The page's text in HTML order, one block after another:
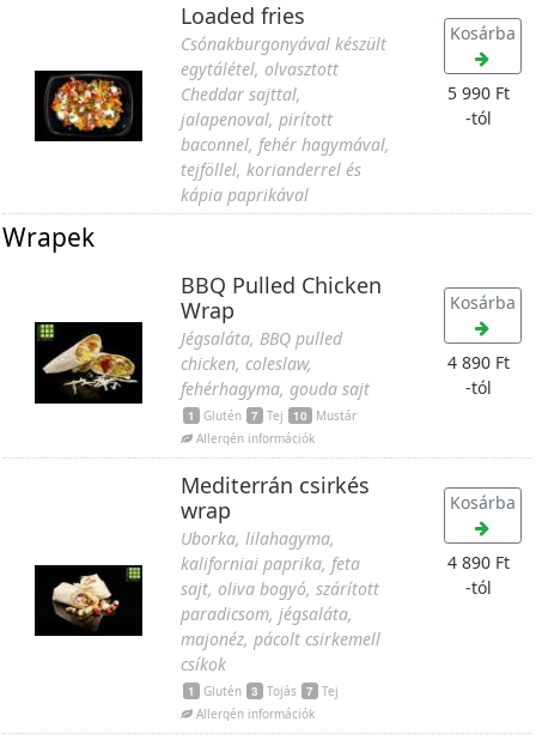
Loaded fries
Csónakburgonyával készült
egytálétel, olvasztott
Cheddar sajttal,
jalapenoval, pirított
baconnel, fehér hagymával,
tejföllel, korianderrel és
kápia paprikával
5 990 Ft
-tól
Kosárba
Wrapek
BBQ Pulled Chicken
Wrap
Jégsaláta, BBQ pulled
chicken, coleslaw,
fehérhagyma, gouda sajt
1 Glutén 7 Tej 10
Mustár
Allergén információk
4 890 Ft
-tól
Kosárba
Mediterrán csirkés
wrap
Uborka, lilahagyma,
kaliforniai paprika, feta
sajt, oliva bogyó, szárított
paradicsom, jégsaláta,
majonéz, pácolt csirkemell
csíkok
1 Glutén 3 Tojás 7 Tej
Allergén információk
4 890 Ft
-tól
Kosárba